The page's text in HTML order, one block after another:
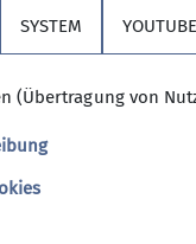
änderte
(1594 m ü
SYSTEM
(Übertragung von